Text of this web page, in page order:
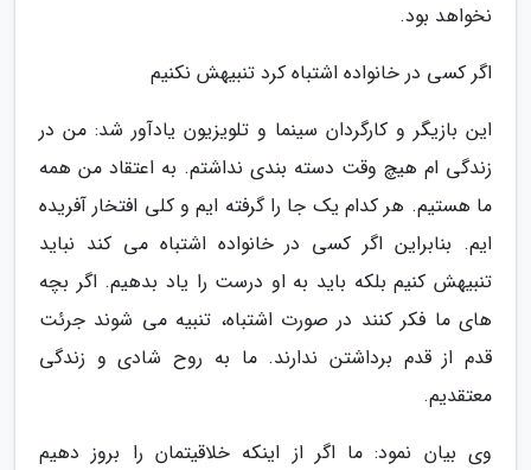
نخواهد بود.
اگر کسی در خانواده اشتباه کرد تنبیهش نکنیم
این بازیگر و کارگردان سینما و تلویزیون یادآور شد: من در
زندگی ام هیچ وقت دسته بندی نداشتم. به اعتقاد من همه
ما هستیم. هر کدام یک جا را گرفته ایم و کلی افتخار آفریده
ایم. بنابراین اگر کسی در خانواده اشتباه می کند نباید
تنبیهش کنیم بلکه باید به او درست را یاد بدهیم. اگر بچه
های ما فکر کنند در صورت اشتباه، تنبیه می شوند جرئت
قدم از قدم برداشتن ندارند. ما به روح شادی و زندگی
معتقدیم.
وی بیان نمود: ما اگر از اینکه خلاقیتمان را بروز دهیم